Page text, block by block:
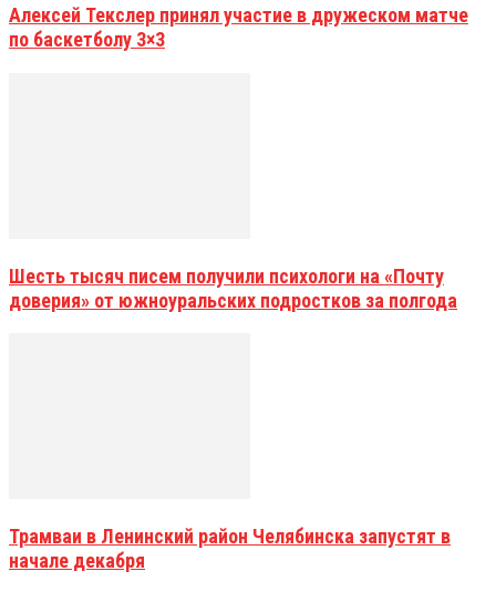
Алексей Текслер принял участие в дружеском матче
по баскетболу 3×3
Шесть тысяч писем получили психологи на «Почту
доверия» от южноуральских подростков за полгода
Трамваи в Ленинский район Челябинска запустят в
начале декабря